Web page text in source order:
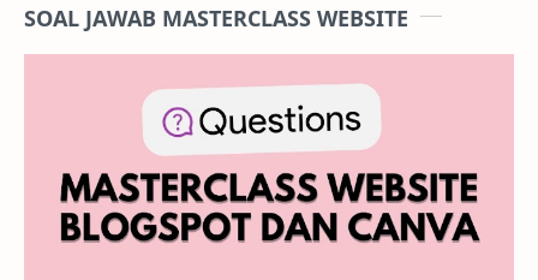
SOAL JAWAB MASTERCLASS WEBSITE